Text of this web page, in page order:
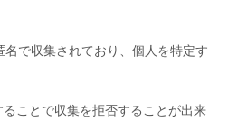
で収集されており、個人を特定す
ことで収集を拒否することが出来